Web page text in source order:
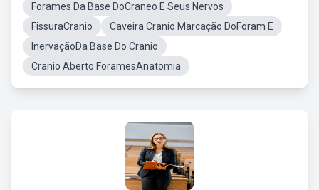
Forames Da Base DoCraneo E Seus Nervos
FissuraCranio
Caveira Cranio Marcação DoForam E
InervaçãoDa Base Do Cranio
Cranio Aberto ForamesAnatomia